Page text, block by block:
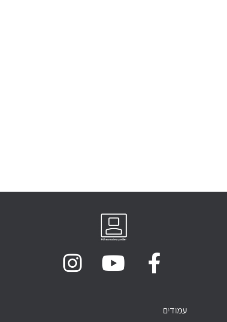
עמודים
עמודים